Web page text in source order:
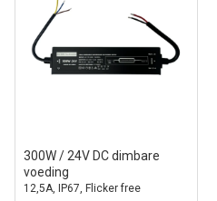
300W / 24V DC dimbare
voeding
12,5A, IP67, Flicker free